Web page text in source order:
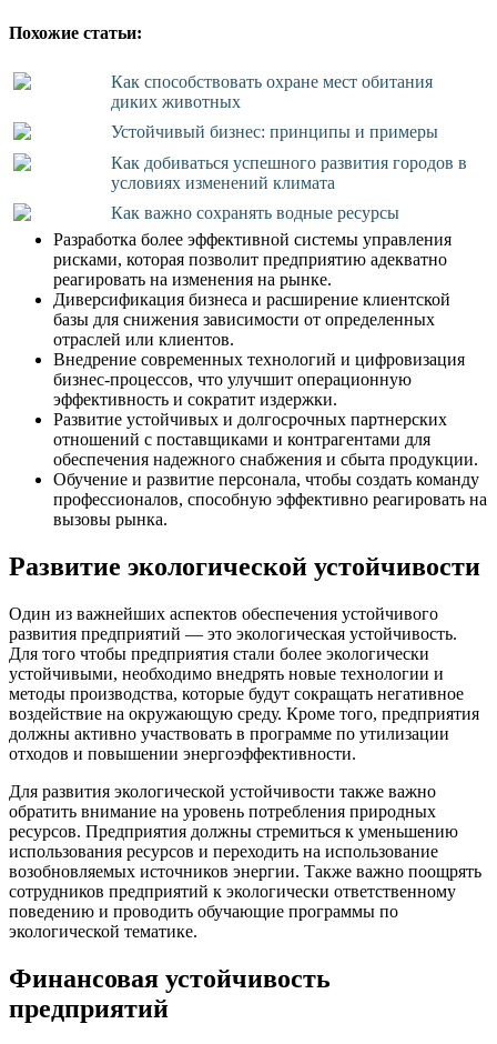
Похожие статьи:
Как способствовать охране мест обитания
диких животных
Устойчивый бизнес: принципы и примеры
Как добиваться успешного развития городов в
условиях изменений климата
Как важно сохранять водные ресурсы
Разработка более эффективной системы управления
рисками, которая позволит предприятию адекватно
реагировать на изменения на рынке.
Диверсификация бизнеса и расширение клиентской
базы для снижения зависимости от определенных
отраслей или клиентов.
Внедрение современных технологий и цифровизация
бизнес-процессов, что улучшит операционную
эффективность и сократит издержки.
Развитие устойчивых и долгосрочных партнерских
отношений с поставщиками и контрагентами для
обеспечения надежного снабжения и сбыта продукции.
Обучение и развитие персонала, чтобы создать команду
профессионалов, способную эффективно реагировать на
вызовы рынка.
Развитие экологической устойчивости
Один из важнейших аспектов обеспечения устойчивого
развития предприятий — это экологическая устойчивость.
Для того чтобы предприятия стали более экологически
устойчивыми, необходимо внедрять новые технологии и
методы производства, которые будут сокращать негативное
воздействие на окружающую среду. Кроме того, предприятия
должны активно участвовать в программе по утилизации
отходов и повышении энергоэффективности.
Для развития экологической устойчивости также важно
обратить внимание на уровень потребления природных
ресурсов. Предприятия должны стремиться к уменьшению
использования ресурсов и переходить на использование
возобновляемых источников энергии. Также важно поощрять
сотрудников предприятий к экологически ответственному
поведению и проводить обучающие программы по
экологической тематике.
Финансовая устойчивость
предприятий